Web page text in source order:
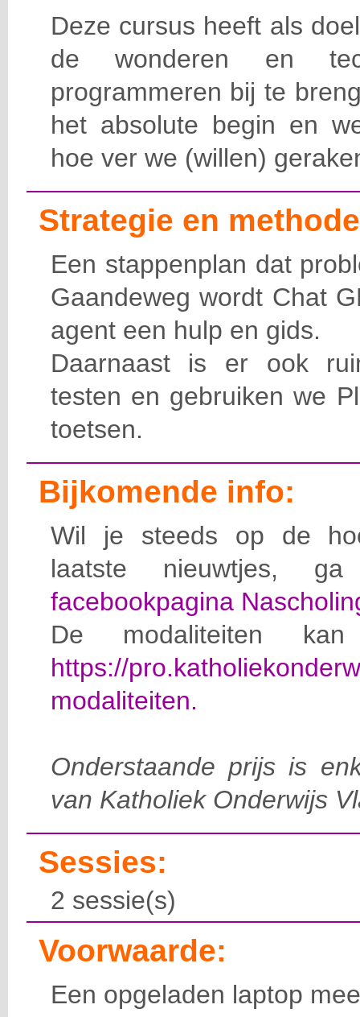
Deze cursus heeft als
de wonderen en
programmeren bij te
het absolute begin en
hoe ver we (willen)
Strategie en
Een stappenplan dat
Gaandeweg wordt Chat
agent een hulp en gids.
Daarnaast is er ook
testen en gebruiken we
toetsen.
Bijkomende info:
Wil je steeds op de
laatste nieuwtjes,
facebookpagina
De modaliteiten
https://
modaliteiten.
Onderstaande prijs is
van Katholiek Onderwijs
Sessies:
2 sessie(s)
Voorwaarde:
Een opgeladen laptop